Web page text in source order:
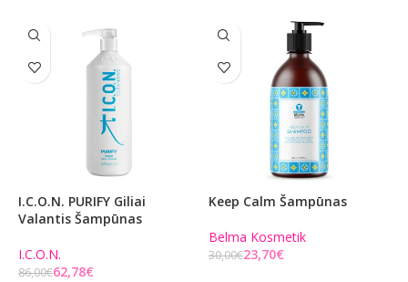
I.C.O.N. PURIFY Giliai
Valantis Šampūnas
I.C.O.N.
86,00€62,78€
Keep Calm Šampūnas
Belma Kosmetik
30,00€23,70€